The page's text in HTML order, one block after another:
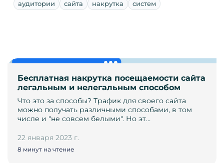
аудитории сайта накрутка систем
Бесплатная накрутка посещаемости сайта
легальным и нелегальным способом
Что это за способы? Трафик для своего сайта
можно получать различными способами, в том
числе и "не совсем белыми". Но эт…
22 января 2023 г.
8 минут на чтение